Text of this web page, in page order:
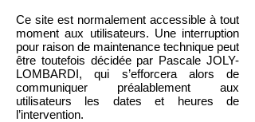
Ce site est normalement accessible à tout
moment aux utilisateurs. Une interruption
pour raison de maintenance technique peut
être toutefois décidée par Pascale JOLY-
LOMBARDI, qui s’efforcera alors de
communiquer préalablement aux
utilisateurs les dates et heures de
l’intervention.